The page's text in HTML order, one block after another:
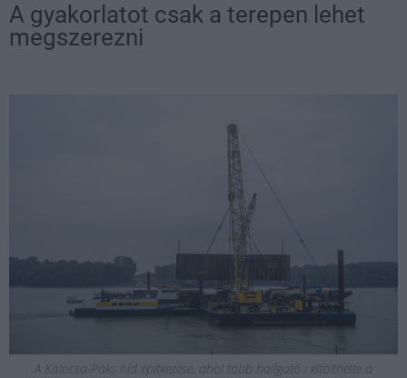
A gyakorlatot csak a terepen lehet
megszerezni
A Kalocsa-Paks híd építkezése, ahol több hallgató i eltölthette a